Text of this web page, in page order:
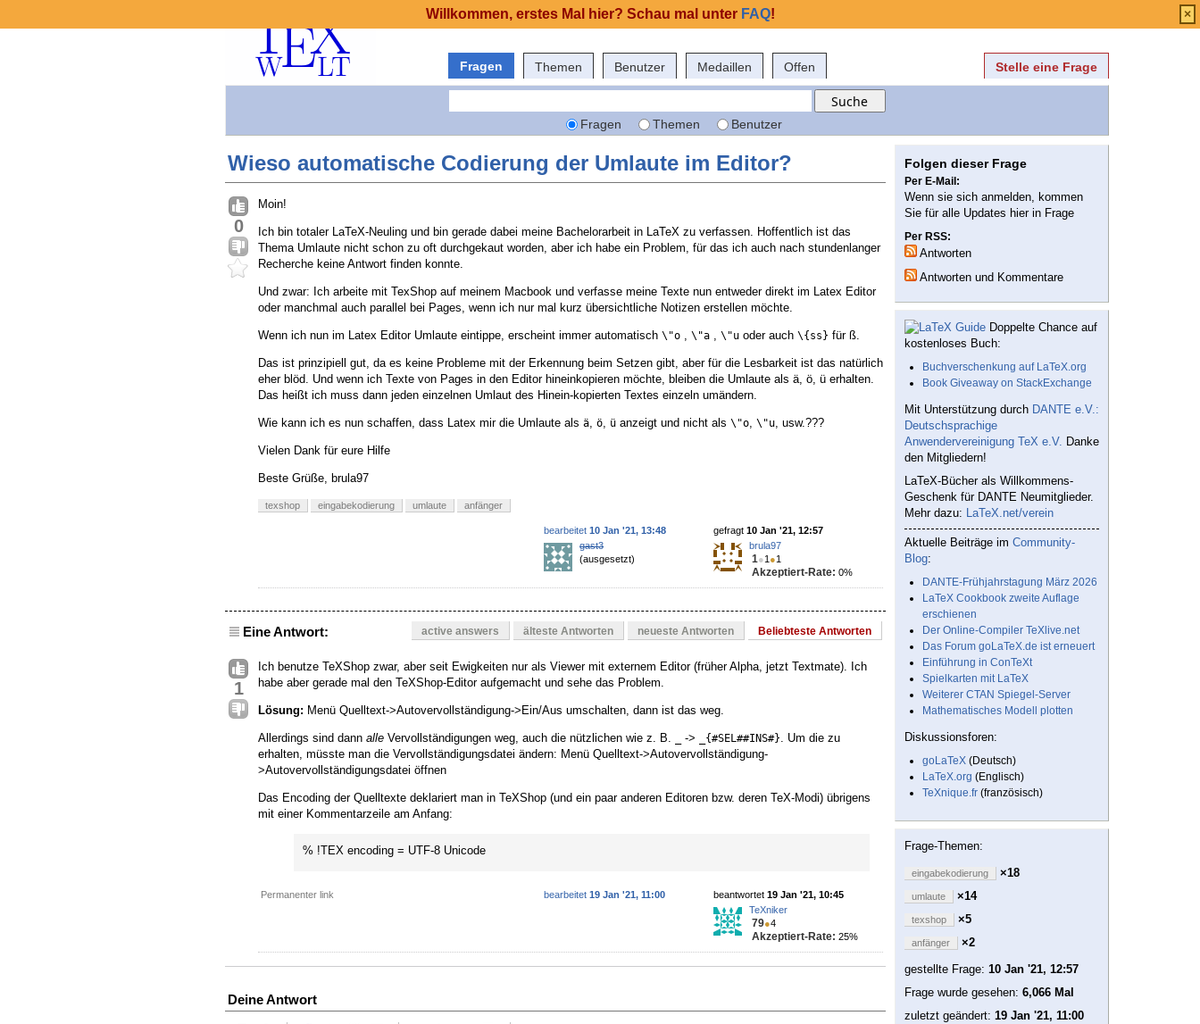
Fragen Themen Benutzer Medaillen Offen Stelle eine Frage
Fragen Themen Benutzer
Wieso automatische Codierung der Umlaute im Editor?
0
Moin!
Ich bin totaler LaTeX-Neuling und bin gerade dabei meine Bachelorarbeit in LaTeX zu verfassen. Hoffentlich ist das
Thema Umlaute nicht schon zu oft durchgekaut worden, aber ich habe ein Problem, für das ich auch nach stundenlanger
Recherche keine Antwort finden konnte.
Und zwar: Ich arbeite mit TexShop auf meinem Macbook und verfasse meine Texte nun entweder direkt im Latex Editor
oder manchmal auch parallel bei Pages, wenn ich nur mal kurz übersichtliche Notizen erstellen möchte.
Wenn ich nun im Latex Editor Umlaute eintippe, erscheint immer automatisch \"o , \"a , \"u oder auch \{ss} für ß.
Das ist prinzipiell gut, da es keine Probleme mit der Erkennung beim Setzen gibt, aber für die Lesbarkeit ist das natürlich
eher blöd. Und wenn ich Texte von Pages in den Editor hineinkopieren möchte, bleiben die Umlaute als ä, ö, ü erhalten.
Das heißt ich muss dann jeden einzelnen Umlaut des Hinein-kopierten Textes einzeln umändern.
Wie kann ich es nun schaffen, dass Latex mir die Umlaute als ä, ö, ü anzeigt und nicht als \"o, \"u, usw.???
Vielen Dank für eure Hilfe
Beste Grüße, brula97
texshop eingabekodierung umlaute anfänger
gefragt 10 Jan '21, 12:57
brula97
1●1 ●1
Akzeptiert-Rate: 0%
bearbeitet 10 Jan '21, 13:48
gast3
(ausgesetzt)
Eine Antwort: active answers älteste Antworten neueste Antworten Beliebteste Antworten
1
Ich benutze TeXShop zwar, aber seit Ewigkeiten nur als Viewer mit externem Editor (früher Alpha, jetzt Textmate). Ich
habe aber gerade mal den TeXShop-Editor aufgemacht und sehe das Problem.
Lösung: Menü Quelltext->Autovervollständigung->Ein/Aus umschalten, dann ist das weg.
Allerdings sind dann alle Vervollständigungen weg, auch die nützlichen wie z. B. -> _{#SEL##INS#}. Um die zu
erhalten, müsste man die Vervollständigungsdatei ändern: Menü Quelltext->Autovervollständigung-
>Autovervollständigungsdatei öffnen
Das Encoding der Quelltexte deklariert man in TeXShop (und ein paar anderen Editoren bzw. deren TeX-Modi) übrigens
mit einer Kommentarzeile am Anfang:
% !TEX encoding = UTF-8 Unicode
Permanenter link beantwortet 19 Jan '21, 10:45
TeXniker
79●4
Akzeptiert-Rate: 25%
bearbeitet 19 Jan '21, 11:00
Deine Antwort
Folgen dieser Frage
Per E-Mail:
Wenn sie sich anmelden, kommen
Sie für alle Updates hier in Frage
Per RSS:
Antworten
Antworten und Kommentare
Doppelte Chance auf
kostenloses Buch:
Buchverschenkung auf LaTeX.org
Book Giveaway on StackExchange
Mit Unterstützung durch DANTE e.V.:
Deutschsprachige
Anwendervereinigung TeX e.V. Danke
den Mitgliedern!
LaTeX-Bücher als Willkommens-
Geschenk für DANTE Neumitglieder.
Mehr dazu: LaTeX.net/verein
Aktuelle Beiträge im Community-
Blog:
DANTE-Frühjahrstagung März 2026
LaTeX Cookbook zweite Auflage
erschienen
Der Online-Compiler TeXlive.net
Das Forum goLaTeX.de ist erneuert
Einführung in ConTeXt
Spielkarten mit LaTeX
Weiterer CTAN Spiegel-Server
Mathematisches Modell plotten
Diskussionsforen:
goLaTeX (Deutsch)
LaTeX.org (Englisch)
TeXnique.fr (französisch)
Frage-Themen:
eingabekodierung ×18
umlaute ×14
texshop ×5
anfänger
×2
gestellte Frage: 10 Jan '21, 12:57
Frage wurde gesehen: 6,066 Mal
zuletzt geändert: 19 Jan '21, 11:00
Willkommen, erstes Mal hier? Schau mal unter FAQ! ×